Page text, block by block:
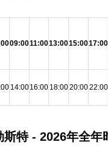
09:0011:0013:0015:0017:00
14:0016:00 18:0020:0022:00
特 - 2026年全年